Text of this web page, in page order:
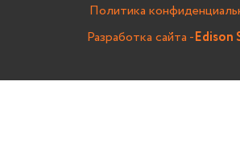
Политика
Разработка сайта -Edison